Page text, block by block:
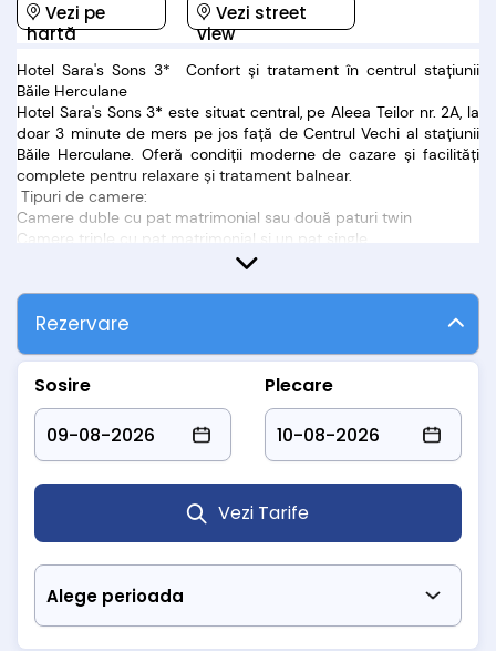
Vezi pe
hartă
Vezi street
view
Hotel Sara's Sons 3* Confort și tratament în centrul stațiunii
Băile Herculane
Hotel Sara's Sons 3* este situat central, pe Aleea Teilor nr. 2A, la
doar 3 minute de mers pe jos față de Centrul Vechi al stațiunii
Băile Herculane. Oferă condiții moderne de cazare și facilități
complete pentru relaxare și tratament balnear.
Tipuri de camere:
Camere duble cu pat matrimonial sau două paturi twin
Camere triple cu pat matrimonial și un pat single
Apartamente cu dormitor și living cu canapea extensibilă
aer condiționat, internet Wi-Fi și baie cu cabină de duș.
Facilități disponibile:
restaurant și bar
piscină interioară
bază de tratament balnear
sală de fitness
parcare gratuită
În sezonul cald, hotelul pune la dispoziție
3 piscine exterioare
disponibile doar vara.
Hotel Sara's Sons Băile Herculane este alegerea potrivită pentru
dintre cele mai vechi stațiuni balneare din România.
Rezervări și informații:
Rezervare
Sosire Plecare
Vezi Tarife